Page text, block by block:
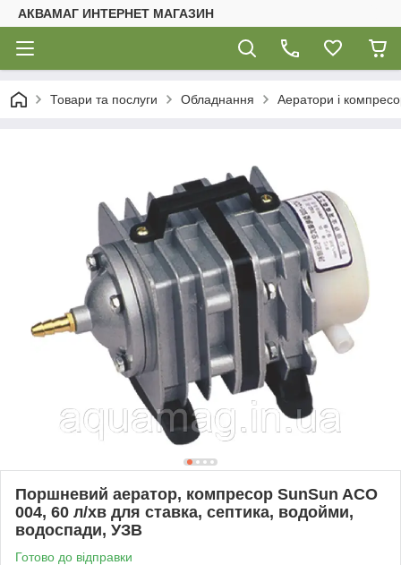
АКВАМАГ ИНТЕРНЕТ МАГАЗИН
Товари та послуги Обладнання Аератори і
Поршневий аератор, компресор SunSun ACO
004, 60 л/хв для ставка, септика, водойми,
водоспади, УЗВ
Готово до відправки